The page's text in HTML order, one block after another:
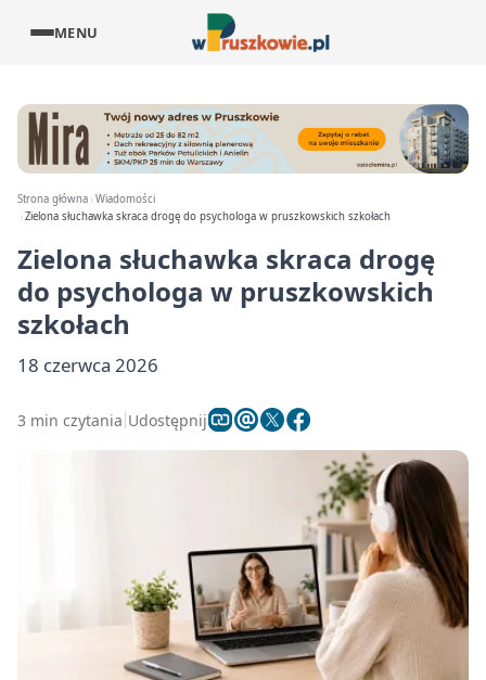
MENU
Strona główna Wiadomości
Zielona słuchawka skraca drogę do psychologa w pruszkowskich szkołach
Zielona słuchawka skraca drogę
do psychologa w pruszkowskich
szkołach
18 czerwca 2026
3 min czytania Udostępnij